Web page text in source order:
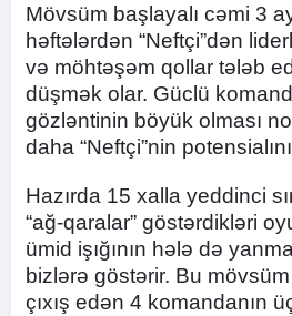
Mövsüm başlayalı cəmi 3
həftələrdən “Neftçi”dən
və möhtəşəm qollar tələb
düşmək olar. Güclü
gözləntinin böyük olması
daha “Neftçi”nin
Hazırda 15 xalla yeddinci
“ağ-qaralar” göstərdikləri
ümid işığının hələ də
bizlərə göstərir. Bu
çıxış edən 4 komandanın